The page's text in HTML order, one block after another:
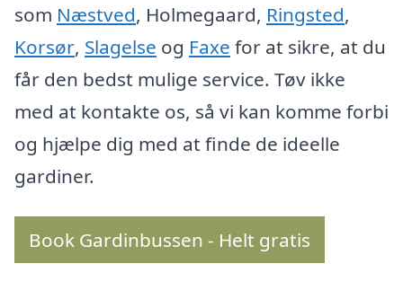
som Næstved, Holmegaard, Ringsted,
Korsør, Slagelse og Faxe for at sikre, at du
får den bedst mulige service. Tøv ikke
med at kontakte os, så vi kan komme forbi
og hjælpe dig med at finde de ideelle
gardiner.
Book Gardinbussen - Helt gratis